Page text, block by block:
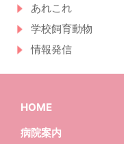
あれこれ
学校飼育動物
情報発信
HOME
病院案内